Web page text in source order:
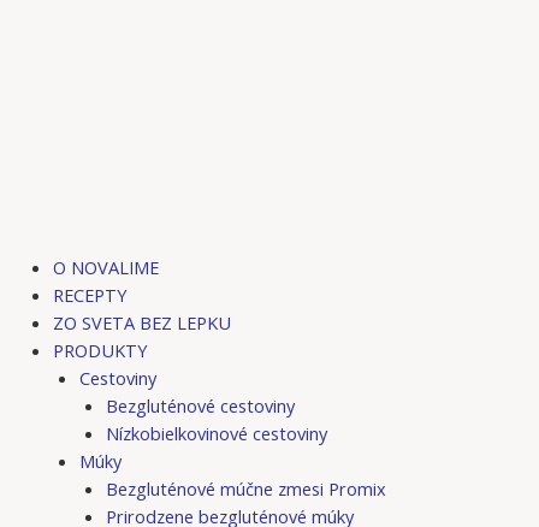
O NOVALIME
RECEPTY
ZO SVETA BEZ LEPKU
PRODUKTY
Cestoviny
Bezgluténové cestoviny
Nízkobielkovinové cestoviny
Múky
Bezgluténové múčne zmesi Promix
Prirodzene bezgluténové múky